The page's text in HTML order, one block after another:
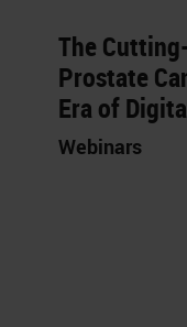
The
Prostate
Era of
Webinars